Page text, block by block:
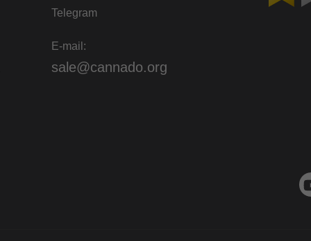
Telegram
E-mail:
sale@cannado.org